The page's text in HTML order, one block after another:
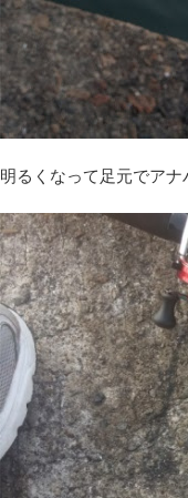
明るくなって足元でア